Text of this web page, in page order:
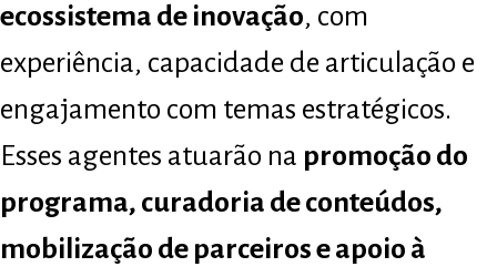
ecossistema de inovação, com
experiência, capacidade de articulação e
engajamento com temas estratégicos.
Esses agentes atuarão na promoção do
programa, curadoria de conteúdos,
mobilização de parceiros e apoio à